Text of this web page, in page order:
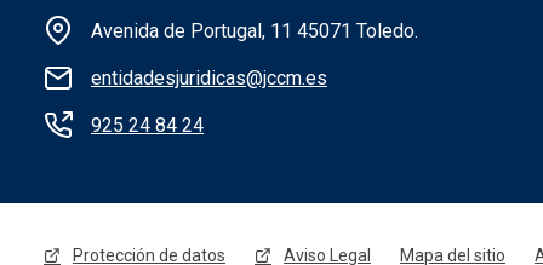
Información de la institución
Avenida de Portugal, 11 45071 Toledo.
entidadesjuridicas@jccm.es
925 24 84 24
Protección de datos Aviso Legal Mapa del sitio